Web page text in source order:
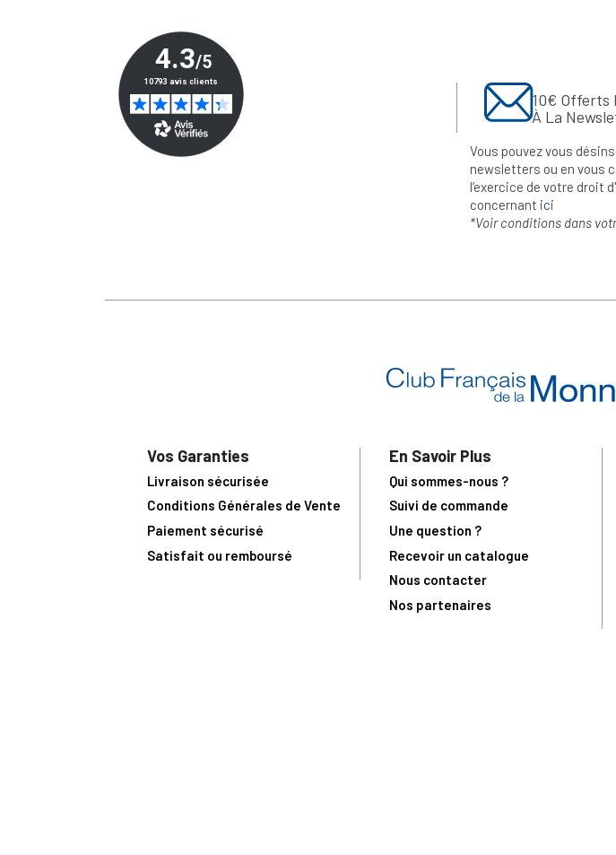
10€ Offerts
À La
Vous pouvez vous
newsletters ou en vous
l’exercice de votre droit
concernant ici
*Voir conditions dans
Vos Garanties
Livraison sécurisée
Conditions Générales de Vente
Paiement sécurisé
Satisfait ou remboursé
En Savoir Plus
Qui sommes-nous ?
Suivi de commande
Une question ?
Recevoir un catalogue
Nous contacter
Nos partenaires